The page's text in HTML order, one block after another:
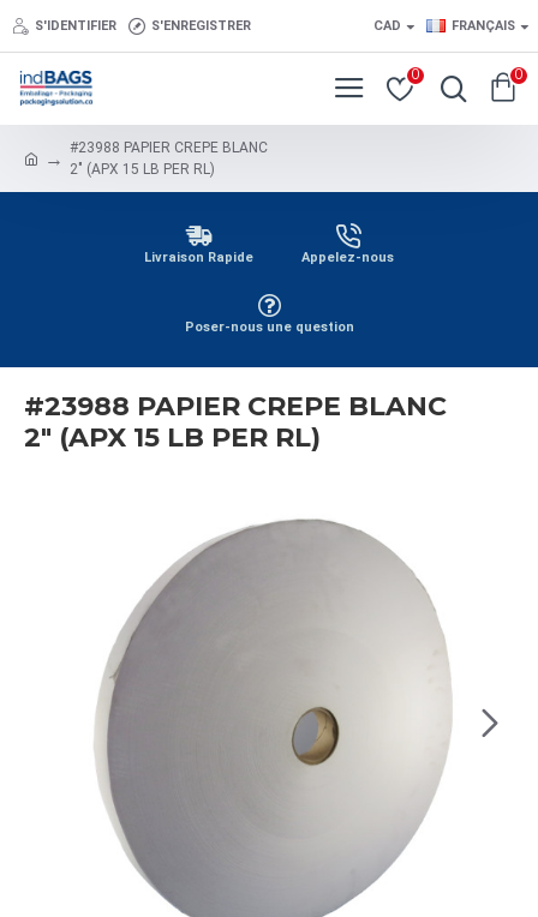
S'IDENTIFIER S'ENREGISTRER CAD FRANÇAIS
0 0
#23988 PAPIER CREPE BLANC
2" (APX 15 LB PER RL)
Livraison Rapide Appelez-nous
Poser-nous une question
#23988 PAPIER CREPE BLANC
2" (APX 15 LB PER RL)